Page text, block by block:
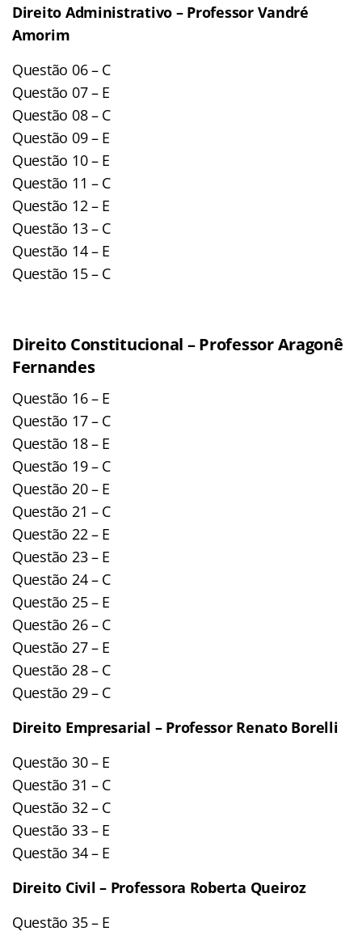
Direito Administrativo – Professor Vandré
Amorim
Questão 06 – C
Questão 07 – E
Questão 08 – C
Questão 09 – E
Questão 10 – E
Questão 11 – C
Questão 12 – E
Questão 13 – C
Questão 14 – E
Questão 15 – C
Direito Constitucional – Professor Aragonê
Fernandes
Questão 16 – E
Questão 17 – C
Questão 18 – E
Questão 19 – C
Questão 20 – E
Questão 21 – C
Questão 22 – E
Questão 23 – E
Questão 24 – C
Questão 25 – E
Questão 26 – C
Questão 27 – E
Questão 28 – C
Questão 29 – C
Direito Empresarial – Professor Renato Borelli
Questão 30 – E
Questão 31 – C
Questão 32 – C
Questão 33 – E
Questão 34 – E
Direito Civil – Professora Roberta Queiroz
Questão 35 – E